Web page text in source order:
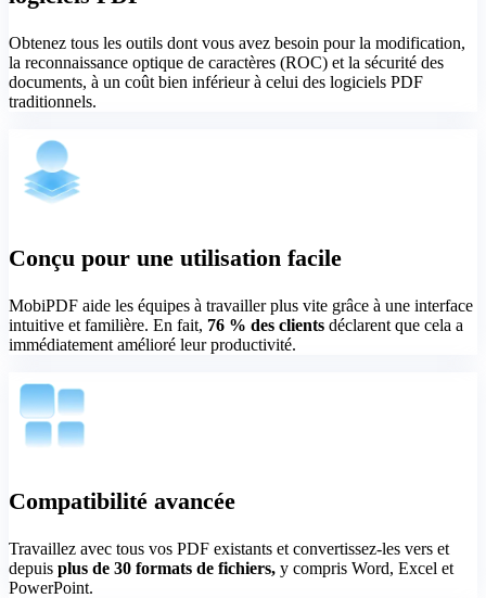
Obtenez tous les outils dont vous avez besoin pour la modification,
la reconnaissance optique de caractères (ROC) et la sécurité des
documents, à un coût bien inférieur à celui des logiciels PDF
traditionnels.
Conçu pour une utilisation facile
MobiPDF aide les équipes à travailler plus vite grâce à une interface
intuitive et familière. En fait, 76 % des clients déclarent que cela a
immédiatement amélioré leur productivité.
Compatibilité avancée
Travaillez avec tous vos PDF existants et convertissez-les vers et
depuis plus de 30 formats de fichiers, y compris Word, Excel et
PowerPoint.